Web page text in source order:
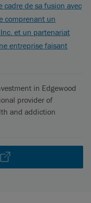
cadre de sa fusion avec
comprenant un
et un partenariat
entreprise faisant
in Edgewood
provider of
and addiction